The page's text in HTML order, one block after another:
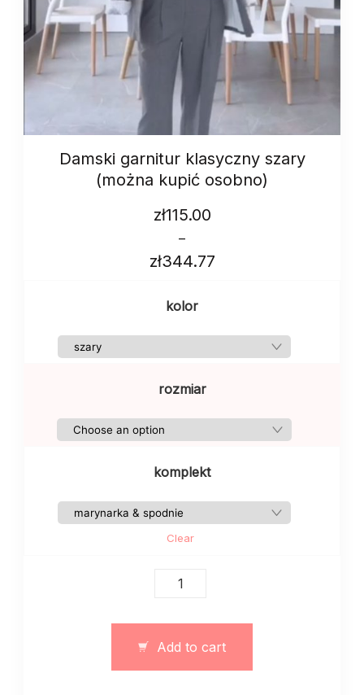
Damski garnitur klasyczny szary
(można kupić osobno)
zł115.00
–
zł344.77
kolor
rozmiar
komplekt
Clear
Damski
(można
kupić
Add to cart